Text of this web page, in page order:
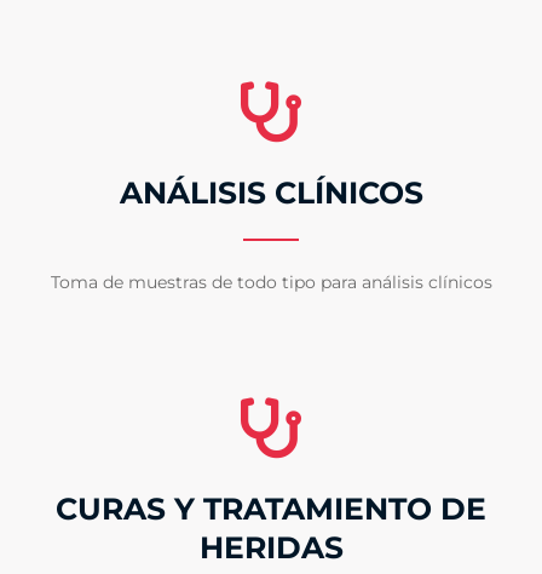
ANÁLISIS CLÍNICOS
Toma de muestras de todo tipo para análisis clínicos
CURAS Y TRATAMIENTO DE
HERIDAS